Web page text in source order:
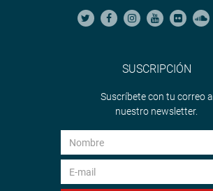
SUSCRIPCIÓN
Suscríbete con tu correo a
nuestro newsletter.